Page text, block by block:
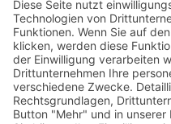
Impressum
Datenschutzerklärung
Cookie-Einstellungen